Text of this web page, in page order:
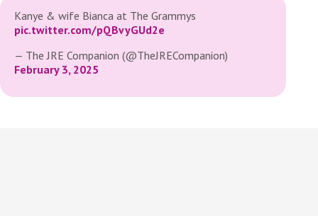
Kanye & wife Bianca at The Grammys
pic.twitter.com/pQBvyGUd2e
— The JRE Companion (@TheJRECompanion)
February 3, 2025